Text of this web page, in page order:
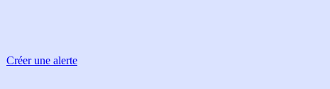
Créer une alerte